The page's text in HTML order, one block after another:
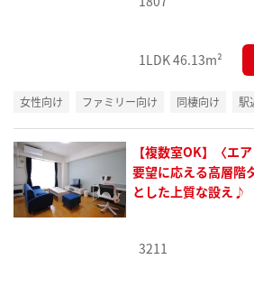
1LDK46.13m²
女性向け ファミリー向け 同棲向け 駅
【複数室OK】〈エ
要望に応える高層階
とした上質な設え♪
3211